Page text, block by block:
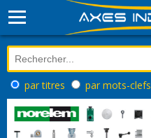
par titres par mots-clefs